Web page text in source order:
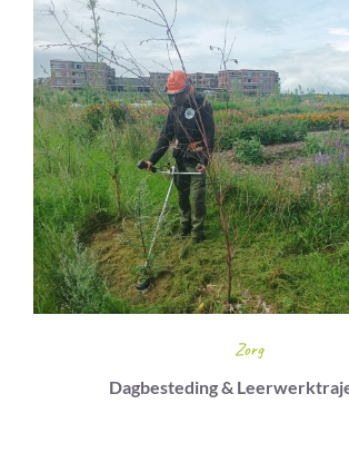
Zorg
Dagbesteding &